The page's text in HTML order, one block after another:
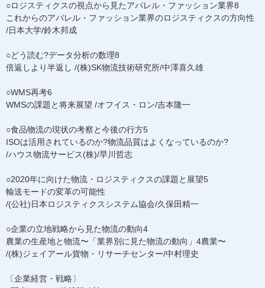
○ロジスティクスの視点から見たアパレル・ファッション業界8
これからのアパレル・ファッション業界のロジスティクスの方向性
/日本大学/鈴木邦成
○どう読む?データ分析の数理8
倍返しより半返し /(株)SK物流技術研究所/中澤喜久雄
○WMS再考6
WMSの課題と将来展望 /オフイス・ロン/吉本隆一
○食品物流の現状の考察と今後の行方5
ISOは活用されているのか?物流品質はよくなっているのか?
/ハウス物流サービス(株)/早川哲志
○2020年に向けた物流・ロジスティクスの課題と展望5
輸送モードの変革の可能性
/(公社)日本ロジスティクスシステム協会/久保田精一
○企業の立地戦略から見た物流の動向4
農業の生産地と物流〜「業界別に見た物流の動向」4農業〜
/(株)ジェイアール貨物・リサーチセンター/中村理史
〔企業経営・戦略〕